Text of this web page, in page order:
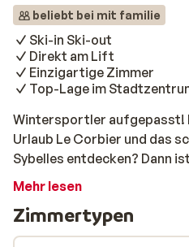
beliebt bei mit familie
Ski-in Ski-out
Direkt am Lift
Einzigartige Zimmer
Top-Lage im
Wintersportler aufgepasst!
Urlaub Le Corbier und das
Sybelles entdecken? Dann
genau das Richtige für Sie.
Sybelles Express, der Sie
bringt. Gleiten Sie die Pisten
Mehr lesen
Zimmertypen